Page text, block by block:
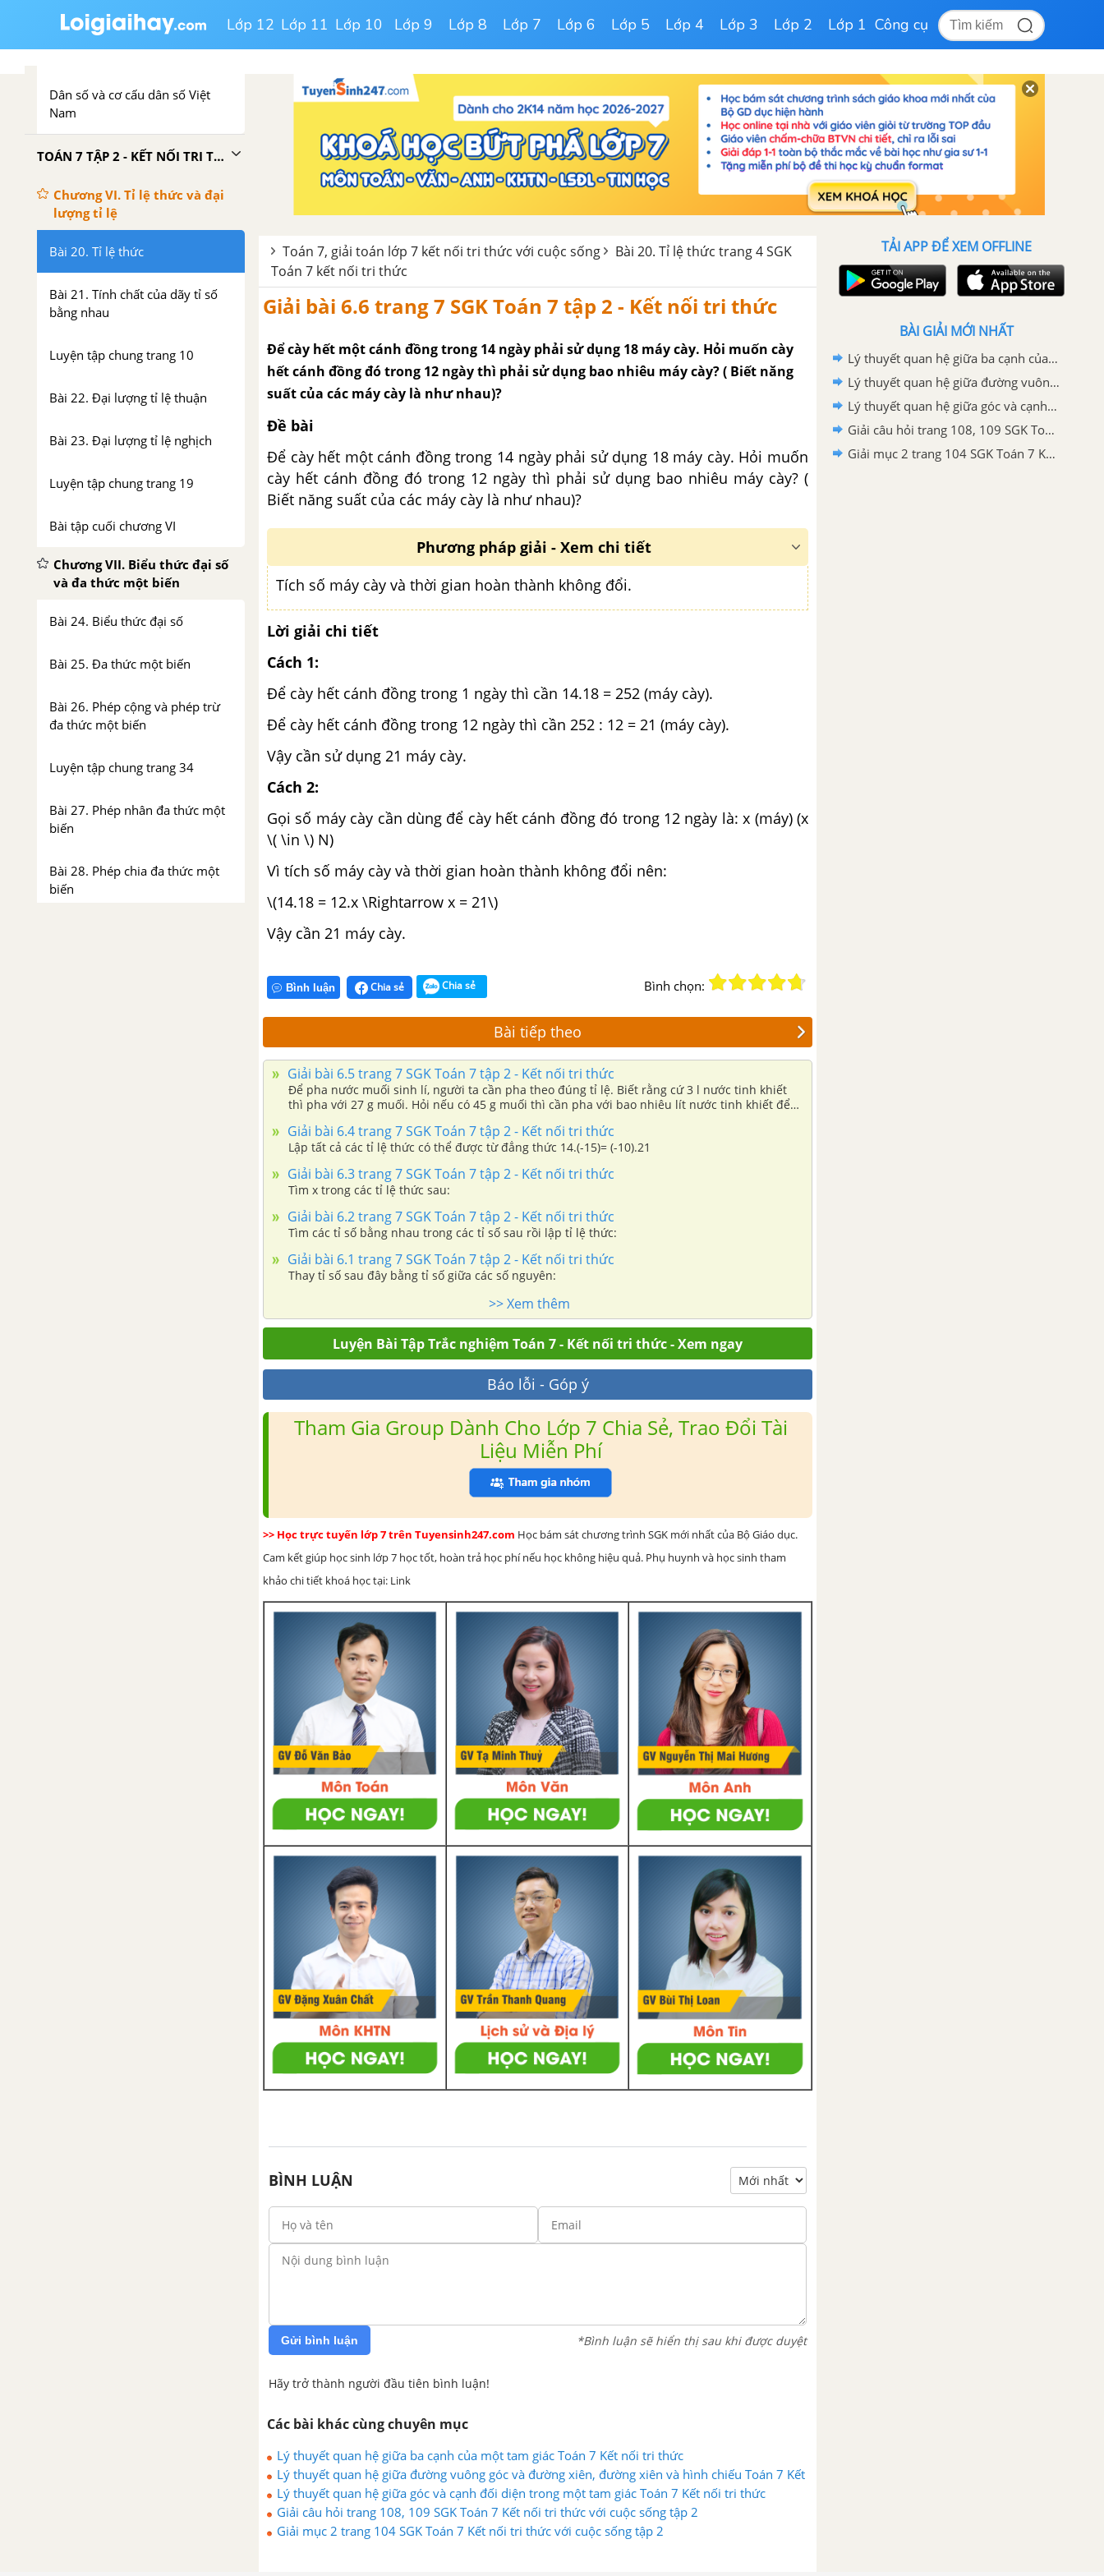
Lớp 12 Lớp 11 Lớp 10 Lớp 9 Lớp 8 Lớp 7 Lớp 6 Lớp 5 Lớp 4 Lớp 3 Lớp 2 Lớp 1 Công cụ
Vẽ hình đơn giản với phần mềm
GeoGebra
Dân số và cơ cấu dân số Việt
Nam
TOÁN 7 TẬP 2 - KẾT NỐI TRI THỨC VỚI CUỘC SỐNG
Chương VI. Tỉ lệ thức và đại
lượng tỉ lệ
Bài 20. Tỉ lệ thức
Bài 21. Tính chất của dãy tỉ số
bằng nhau
Luyện tập chung trang 10
Bài 22. Đại lượng tỉ lệ thuận
Bài 23. Đại lượng tỉ lệ nghịch
Luyện tập chung trang 19
Bài tập cuối chương VI
Chương VII. Biểu thức đại số
và đa thức một biến
Bài 24. Biểu thức đại số
Bài 25. Đa thức một biến
Bài 26. Phép cộng và phép trừ
đa thức một biến
Luyện tập chung trang 34
Bài 27. Phép nhân đa thức một
biến
Bài 28. Phép chia đa thức một
biến
Toán 7, giải toán lớp 7 kết nối tri thức với cuộc sống
Bài 20. Tỉ lệ thức trang 4 SGK
Toán 7 kết nối tri thức
Giải bài 6.6 trang 7 SGK Toán 7 tập 2 - Kết nối tri thức
Để cày hết một cánh đồng trong 14 ngày phải sử dụng 18 máy cày. Hỏi muốn cày
hết cánh đồng đó trong 12 ngày thì phải sử dụng bao nhiêu máy cày? ( Biết năng
suất của các máy cày là như nhau)?
Đề bài
Để cày hết một cánh đồng trong 14 ngày phải sử dụng 18 máy cày. Hỏi muốn
cày hết cánh đồng đó trong 12 ngày thì phải sử dụng bao nhiêu máy cày? (
Biết năng suất của các máy cày là như nhau)?
Phương pháp giải - Xem chi tiết
Tích số máy cày và thời gian hoàn thành không đổi.
Lời giải chi tiết
Cách 1:
Để cày hết cánh đồng trong 1 ngày thì cần 14.18 = 252 (máy cày).
Để cày hết cánh đồng trong 12 ngày thì cần 252 : 12 = 21 (máy cày).
Vậy cần sử dụng 21 máy cày.
Cách 2:
Gọi số máy cày cần dùng để cày hết cánh đồng đó trong 12 ngày là: x (máy) (x
\( \in \) N)
Vì tích số máy cày và thời gian hoàn thành không đổi nên:
\(14.18 = 12.x \Rightarrow x = 21\)
Vậy cần 21 máy cày.
Bình luận Chia sẻ Chia sẻ Bình chọn:
Bài tiếp theo
Giải bài 6.5 trang 7 SGK Toán 7 tập 2 - Kết nối tri thức
Để pha nước muối sinh lí, người ta cần pha theo đúng tỉ lệ. Biết rằng cứ 3 l nước tinh khiết
thì pha với 27 g muối. Hỏi nếu có 45 g muối thì cần pha với bao nhiêu lít nước tinh khiết để
Giải bài 6.4 trang 7 SGK Toán 7 tập 2 - Kết nối tri thức
Lập tất cả các tỉ lệ thức có thể được từ đẳng thức 14.(-15)= (-10).21
Giải bài 6.3 trang 7 SGK Toán 7 tập 2 - Kết nối tri thức
Tìm x trong các tỉ lệ thức sau:
Giải bài 6.2 trang 7 SGK Toán 7 tập 2 - Kết nối tri thức
Tìm các tỉ số bằng nhau trong các tỉ số sau rồi lập tỉ lệ thức:
Giải bài 6.1 trang 7 SGK Toán 7 tập 2 - Kết nối tri thức
Thay tỉ số sau đây bằng tỉ số giữa các số nguyên:
>> Xem thêm
Luyện Bài Tập Trắc nghiệm Toán 7 - Kết nối tri thức - Xem ngay
Báo lỗi - Góp ý
Tham Gia Group Dành Cho Lớp 7 Chia Sẻ, Trao Đổi Tài
Liệu Miễn Phí
>> Học trực tuyến lớp 7 trên Tuyensinh247.com Học bám sát chương trình SGK mới nhất của Bộ Giáo dục.
Cam kết giúp học sinh lớp 7 học tốt, hoàn trả học phí nếu học không hiệu quả. Phụ huynh và học sinh tham
khảo chi tiết khoá học tại: Link
BÌNH LUẬN
Gửi bình luận *Bình luận sẽ hiển thị sau khi được duyệt
Hãy trở thành người đầu tiên bình luận!
Các bài khác cùng chuyên mục
Lý thuyết quan hệ giữa ba cạnh của một tam giác Toán 7 Kết nối tri thức
Lý thuyết quan hệ giữa đường vuông góc và đường xiên, đường xiên và hình chiếu Toán 7 Kết
nối tri thức
Lý thuyết quan hệ giữa góc và cạnh đối diện trong một tam giác Toán 7 Kết nối tri thức
Giải câu hỏi trang 108, 109 SGK Toán 7 Kết nối tri thức với cuộc sống tập 2
Giải mục 2 trang 104 SGK Toán 7 Kết nối tri thức với cuộc sống tập 2
TẢI APP ĐỂ XEM OFFLINE
BÀI GIẢI MỚI NHẤT
Lý thuyết quan hệ giữa ba cạnh của một tam giác Toán 7 Kết nối tri thức
Lý thuyết quan hệ giữa đường vuông góc và đường xiên, đường xiên và hình chiếu Toán 7 Kết nối tri thức
Lý thuyết quan hệ giữa góc và cạnh đối diện trong một tam giác Toán 7 Kết nối tri thức
Giải câu hỏi trang 108, 109 SGK Toán 7 Kết nối tri thức với cuộc sống tập 2
Giải mục 2 trang 104 SGK Toán 7 Kết nối tri thức với cuộc sống tập 2